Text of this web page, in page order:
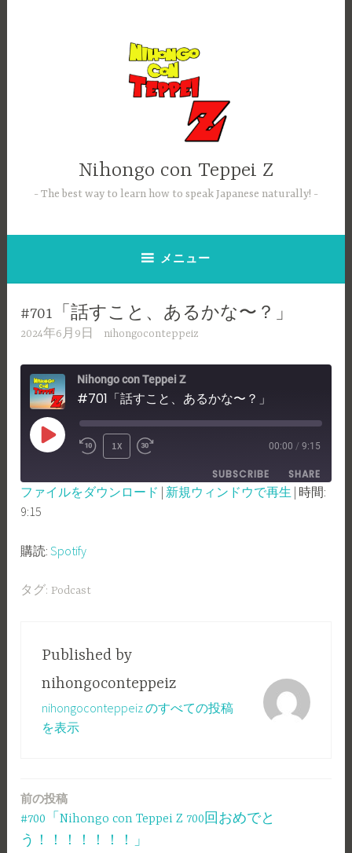
Nihongo con Teppei Z
The best way to learn how to speak Japanese naturally!
メニュー
#701「話すこと、あるかな〜？」
2024年6月9日 nihongoconteppeiz
Nihongo con Teppei Z
#701「話すこと、あるかな〜？」
PLAY
REWIND
10
SECONDS
1X
FAST
FORWARD
30
00:00 / 9:15
SUBSCRIBE SHARE
RSS FEED
SHARE
LINK
EMBED
ファイルをダウンロード | 新規ウィンドウで再生 | 時間:
9:15
購読:Spotify
タグ: Podcast
Published by
nihongoconteppeiz
nihongoconteppeiz のすべての投稿
を表示
投
稿
前の投稿
#700「Nihongo con Teppei Z 700回おめでと
う！！！！！！！」